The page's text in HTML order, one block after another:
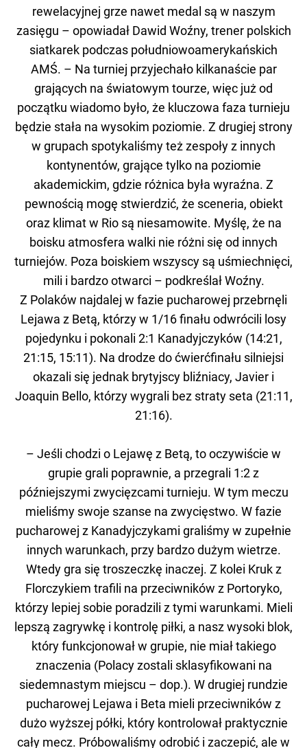
rewelacyjnej grze nawet medal są w naszym
zasięgu – opowiadał Dawid Woźny, trener polskich
siatkarek podczas południowoamerykańskich
AMŚ. – Na turniej przyjechało kilkanaście par
grających na światowym tourze, więc już od
początku wiadomo było, że kluczowa faza turnieju
będzie stała na wysokim poziomie. Z drugiej strony
w grupach spotykaliśmy też zespoły z innych
kontynentów, grające tylko na poziomie
akademickim, gdzie różnica była wyraźna. Z
pewnością mogę stwierdzić, że sceneria, obiekt
oraz klimat w Rio są niesamowite. Myślę, że na
boisku atmosfera walki nie różni się od innych
turniejów. Poza boiskiem wszyscy są uśmiechnięci,
mili i bardzo otwarci – podkreślał Woźny.
Z Polaków najdalej w fazie pucharowej przebrnęli
Lejawa z Betą, którzy w 1/16 finału odwrócili losy
pojedynku i pokonali 2:1 Kanadyjczyków (14:21,
21:15, 15:11). Na drodze do ćwierćfinału silniejsi
okazali się jednak brytyjscy bliźniacy, Javier i
Joaquin Bello, którzy wygrali bez straty seta (21:11,
21:16).
– Jeśli chodzi o Lejawę z Betą, to oczywiście w
grupie grali poprawnie, a przegrali 1:2 z
późniejszymi zwycięzcami turnieju. W tym meczu
mieliśmy swoje szanse na zwycięstwo. W fazie
pucharowej z Kanadyjczykami graliśmy w zupełnie
innych warunkach, przy bardzo dużym wietrze.
Wtedy gra się troszeczkę inaczej. Z kolei Kruk z
Florczykiem trafili na przeciwników z Portoryko,
którzy lepiej sobie poradzili z tymi warunkami. Mieli
lepszą zagrywkę i kontrolę piłki, a nasz wysoki blok,
który funkcjonował w grupie, nie miał takiego
znaczenia (Polacy zostali sklasyfikowani na
siedemnastym miejscu – dop.). W drugiej rundzie
pucharowej Lejawa i Beta mieli przeciwników z
dużo wyższej półki, który kontrolował praktycznie
cały mecz. Próbowaliśmy odrobić i zaczepić, ale w